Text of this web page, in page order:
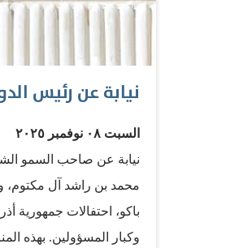
نيابة عن رئيس
السبت ٠٨ نوفمبر ٢٠٢٥
نيابة عن صاحب السمو
محمد بن راشد آل مكتوم،
باكو، احتفالات جمهورية
وكبار المسؤولين. بهذه